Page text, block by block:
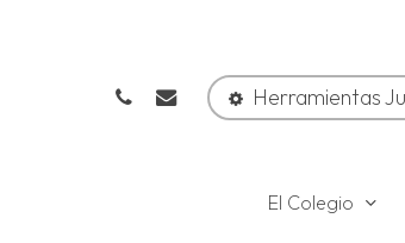
phoneemail Herramientas
El Colegio